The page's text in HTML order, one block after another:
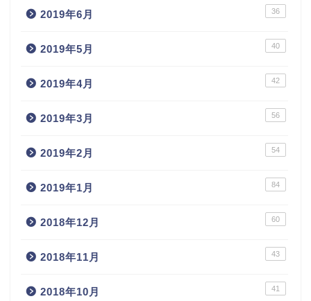
2019年6月 36
2019年5月 40
2019年4月 42
2019年3月 56
2019年2月 54
2019年1月 84
2018年12月 60
2018年11月 43
2018年10月 41